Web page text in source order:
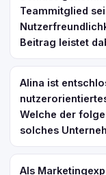
Teammitglied
Beitrag leistet
Alina ist
Welche der
solches
Als